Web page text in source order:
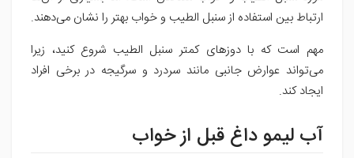
ارتباط بین استفاده از سنبل الطیب و خواب بهتر را نشان می‌دهند.
مهم است که با دوزهای کمتر سنبل الطیب شروع کنید، زیرا
می‌تواند عوارض جانبی مانند سردرد و سرگیجه در برخی افراد
ایجاد کند.
آب لیمو داغ قبل از خواب